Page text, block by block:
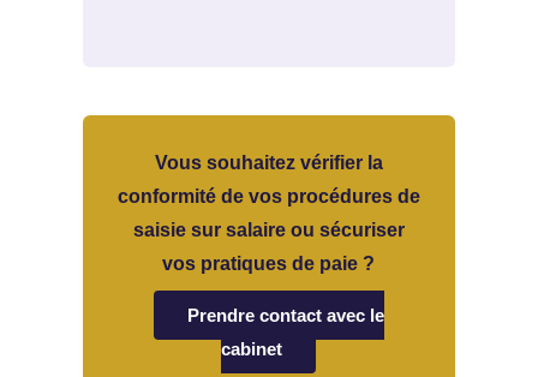
Vous souhaitez vérifier la
conformité de vos procédures de
saisie sur salaire ou sécuriser
vos pratiques de paie ?
Prendre contact avec le
cabinet